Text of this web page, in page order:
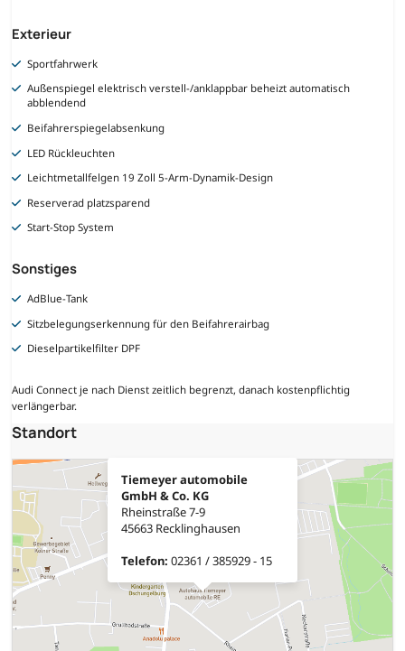
Exterieur
Sportfahrwerk
Außenspiegel elektrisch verstell-/anklappbar beheizt automatisch
abblendend
Beifahrerspiegelabsenkung
LED Rückleuchten
Leichtmetallfelgen 19 Zoll 5-Arm-Dynamik-Design
Reserverad platzsparend
Start-Stop System
Sonstiges
AdBlue-Tank
Sitzbelegungserkennung für den Beifahrerairbag
Dieselpartikelfilter DPF
Audi Connect je nach Dienst zeitlich begrenzt, danach kostenpflichtig
verlängerbar.
Standort
Tiemeyer automobile
GmbH & Co. KG
Rheinstraße 7-9
45663 Recklinghausen
Telefon: 02361 / 385929 - 15